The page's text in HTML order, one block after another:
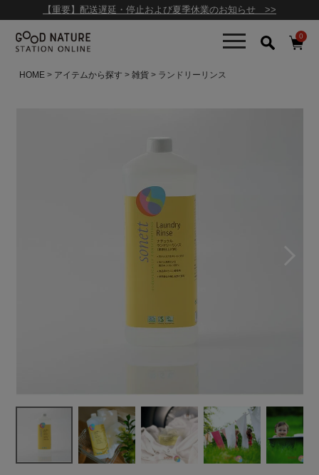
【重要】配送遅延・停止および夏季休業のお知らせ >>
0
HOME アイテムから探す 雑貨 ランドリーリンス